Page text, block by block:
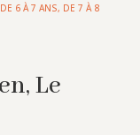
DE 6 À 7 ANS, DE 7 À 8
Le